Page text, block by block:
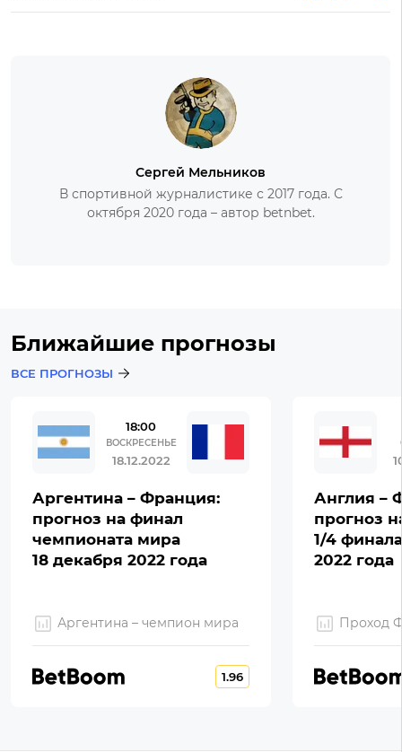
Сергей Мельников
В спортивной журналистике с 2017 года. С
октября 2020 года – автор betnbet.
Ближайшие прогнозы
ВСЕ ПРОГНОЗЫ
18:00
ВОСКРЕСЕНЬЕ
18.12.2022
Аргентина – Франция:
прогноз на финал
чемпионата мира
18 декабря 2022 года
Аргентина – чемпион мира
1.96
Англия –
прогноз
1/4
2022 года
Проход